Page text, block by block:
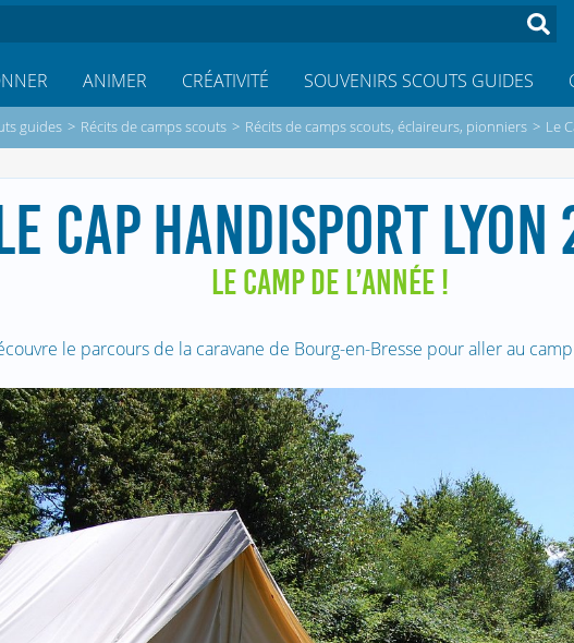
ANIMER CRÉATIVITÉ SOUVENIRS SCOUTS GUIDES
guides > Récits de camps scouts > Récits de camps scouts, éclaireurs, pionniers > Le
CAP HANDISPORT
LE CAMP DE L’ANNÉE !
le parcours de la caravane de Bourg-en-Bresse pour aller au